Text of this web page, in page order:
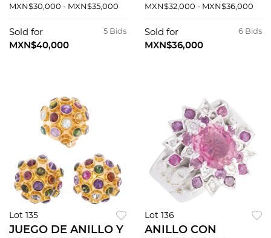
MXN$30,000 - MXN$35,000
5 Bids
Sold for
MXN$40,000
MXN$32,000 - MXN$36,000
6 Bids
Sold for
MXN$36,000
Lot 135
JUEGO DE ANILLO Y
Lot 136
ANILLO CON